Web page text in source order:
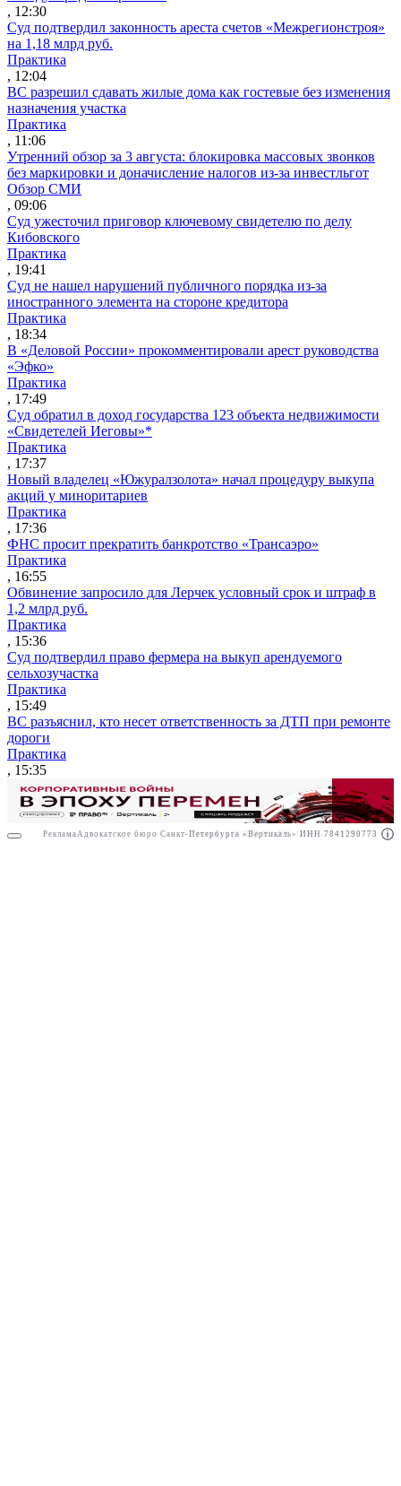
РекламаАО"ПРАВО.РУ" ИНН: 7708095468
, 12:30
Суд подтвердил законность ареста счетов «Межрегионстроя»
на 1,18 млрд руб.
Практика
, 12:04
ВС разрешил сдавать жилые дома как гостевые без изменения
назначения участка
Практика
, 11:06
Утренний обзор за 3 августа: блокировка массовых звонков
без маркировки и доначисление налогов из-за инвестльгот
Обзор СМИ
, 09:06
Суд ужесточил приговор ключевому свидетелю по делу
Кибовского
Практика
, 19:41
Суд не нашел нарушений публичного порядка из-за
иностранного элемента на стороне кредитора
Практика
, 18:34
В «Деловой России» прокомментировали арест руководства
«Эфко»
Практика
, 17:49
Суд обратил в доход государства 123 объекта недвижимости
«Свидетелей Иеговы»*
Практика
, 17:37
Новый владелец «Южуралзолота» начал процедуру выкупа
акций у миноритариев
Практика
, 17:36
ФНС просит прекратить банкротство «Трансаэро»
Практика
, 16:55
Обвинение запросило для Лерчек условный срок и штраф в
1,2 млрд руб.
Практика
, 15:36
Суд подтвердил право фермера на выкуп арендуемого
сельхозучастка
Практика
, 15:49
ВС разъяснил, кто несет ответственность за ДТП при ремонте
дороги
Практика
, 15:35
Реклама Адвокатское бюро Санкт-Петербурга «Вертикаль» ИНН 7841290773